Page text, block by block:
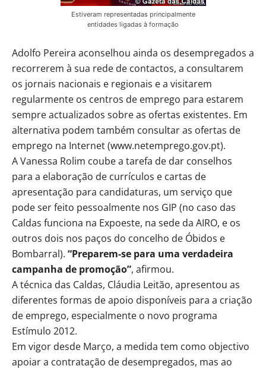
Estiveram representadas principalmente
entidades ligadas à formação
Adolfo Pereira aconselhou ainda os desempregados a
recorrerem à sua rede de contactos, a consultarem
os jornais nacionais e regionais e a visitarem
regularmente os centros de emprego para estarem
sempre actualizados sobre as ofertas existentes. Em
alternativa podem também consultar as ofertas de
emprego na Internet (www.netemprego.gov.pt).
A Vanessa Rolim coube a tarefa de dar conselhos
para a elaboração de currículos e cartas de
apresentação para candidaturas, um serviço que
pode ser feito pessoalmente nos GIP (no caso das
Caldas funciona na Expoeste, na sede da AIRO, e os
outros dois nos paços do concelho de Óbidos e
Bombarral). “Preparem-se para uma verdadeira
campanha de promoção”, afirmou.
A técnica das Caldas, Cláudia Leitão, apresentou as
diferentes formas de apoio disponíveis para a criação
de emprego, especialmente o novo programa
Estímulo 2012.
Em vigor desde Março, a medida tem como objectivo
apoiar a contratação de desempregados, mas ao